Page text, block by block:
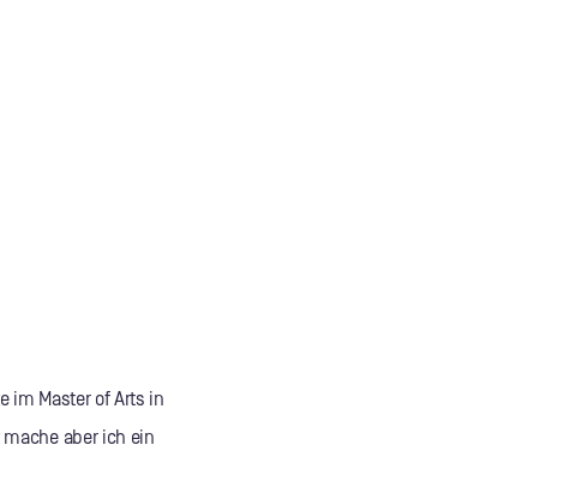
im Master of Arts in
aber ich ein